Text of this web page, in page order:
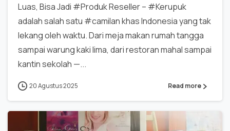
Luas, Bisa Jadi #Produk Reseller – #Kerupuk
adalah salah satu #camilan khas Indonesia yang tak
lekang oleh waktu. Dari meja makan rumah tangga
sampai warung kaki lima, dari restoran mahal sampai
kantin sekolah —...
20 Agustus 2025 Read more